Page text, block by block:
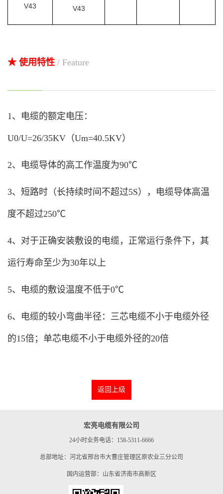
V43 V43
★ 使用特性 / Feature
1、 电缆的额定电压：
U0/U=26/35KV（Um=40.5KV）
2、电缆导体的高工作温度为90℃
3、短路时（长持续时间不超过5S），电缆导体高温
度不超过250℃
4、对于正确安装敷设的电缆，正常运行条件下，其
运行寿命至少为30年以上
5、电缆的敷设温度不低于0℃
6、电缆的较小弯曲半径：三芯电缆不小于电缆外径
的15倍；单芯电缆不小于电缆外径的20倍
返回上级
宏亮电缆有限公司
24小时业务电话：158-5311-6666
总部地址：河北省邢台市大曹庄管理区原农业三分公司
国内运营部：山东省济南市高新区